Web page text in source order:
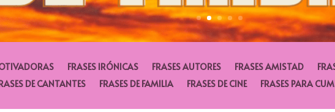
FRASES IRÓNICAS FRASES AUTORES FRASES AMISTAD
DE CANTANTES
FRASES DE FAMILIA FRASES DE CINE FRASES PARA